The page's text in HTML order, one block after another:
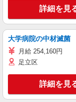
詳細を見
大学病院の中材滅菌
月給 254,160円
足立区
詳細を見